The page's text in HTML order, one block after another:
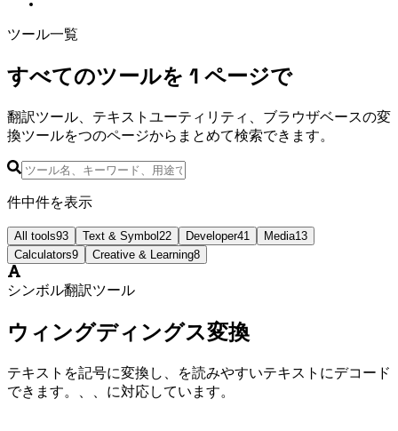
ツール一覧
すべてのツールを 1 ページで
翻訳ツール、テキストユーティリティ、ブラウザベースの変
換ツールを 1 つのページからまとめて検索できます。
93件中22件を表示
All tools93 Text & Symbol 22 Developer41 Media13
Calculators9 Creative & Learning8
シンボル翻訳ツール
ウィングディングス変換
テキストを Wingdings 記号に変換し、Wingdings を読みやすいテキストにデコード
できます。Wingdings V1、V2、V3 に対応しています。